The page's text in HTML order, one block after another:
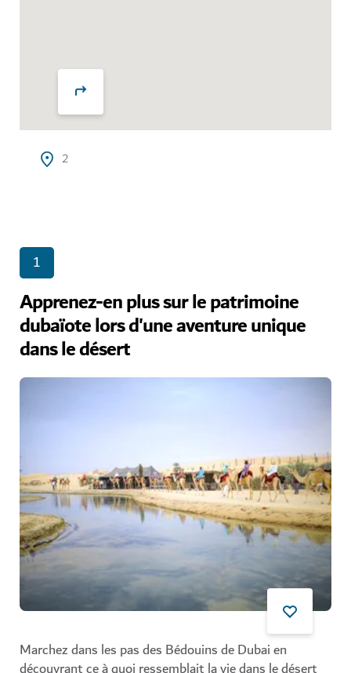
2
1
Apprenez-en plus sur le patrimoine
dubaïote lors d'une aventure unique
dans le désert
Marchez dans les pas des Bédouins de Dubai en